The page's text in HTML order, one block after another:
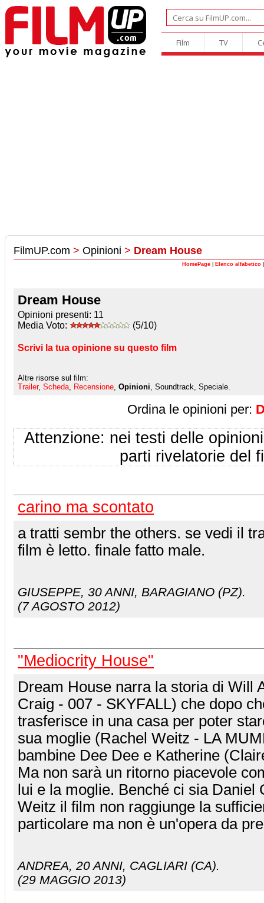
Film TV
FilmUP.com > Opinioni > Dream House
HomePage Elenco alfabetico
Dream House
Opinioni presenti: 11
Media Voto:
(5/10)
Scrivi la tua opinione su questo film
Altre risorse sul film:
Trailer, Scheda Recensione Opinioni , Soundtrack, Speciale.
Ordina le opinioni per:
Attenzione: nei testi delle
parti rivelatorie del
carino ma scontato
a tratti sembr the others. se vedi il
film è letto. finale fatto male.
GIUSEPPE, 30 ANNI, BARAGIANO (PZ).
(7 AGOSTO 2012)
"Mediocrity House"
Dream House narra la storia di Will
Craig - 007 - SKYFALL) che dopo
trasferisce in una casa per poter
sua moglie (Rachel Weitz - LA
bambine Dee Dee e Katherine
Ma non sarà un ritorno piacevole
lui e la moglie. Benché ci sia Daniel
Weitz il film non raggiunge la
particolare ma non è un'opera da
ANDREA, 20 ANNI, CAGLIARI (CA).
(29 MAGGIO 2013)